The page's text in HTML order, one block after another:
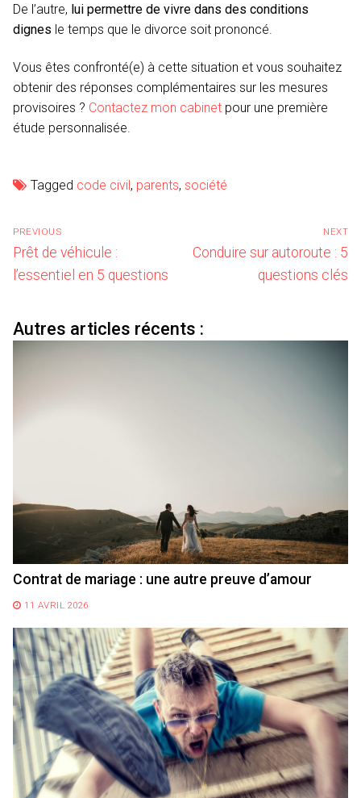
De l’autre, lui permettre de vivre dans des conditions
dignes le temps que le divorce soit prononcé.
Vous êtes confronté(e) à cette situation et vous souhaitez
obtenir des réponses complémentaires sur les mesures
provisoires ? Contactez mon cabinet pour une première
étude personnalisée.
Tagged code civil, parents, société
Navigation
de
l’article
PREVIOUS
Previous
post:
Prêt de véhicule :
l’essentiel en 5 questions
NEXT
Next
Conduire sur autoroute : 5
questions clés
Autres articles récents :
Contrat de mariage : une autre preuve d’amour
11 AVRIL 2026